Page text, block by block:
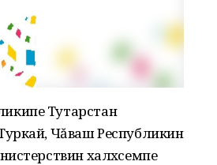
Тутарстан
Чăваш Республикин
халӑхсемпе